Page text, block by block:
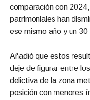
comparación con
patrimoniales han
ese mismo año y un
Añadió que estos
deje de figurar entre
delictiva de la zona
posición con menores